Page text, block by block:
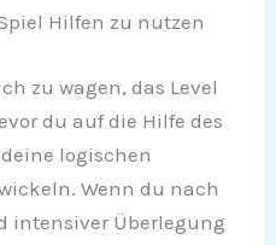
Hilfen zu nutzen
zu wagen, das Level
du auf die Hilfe des
logischen
Wenn du nach
intensiver Überlegung